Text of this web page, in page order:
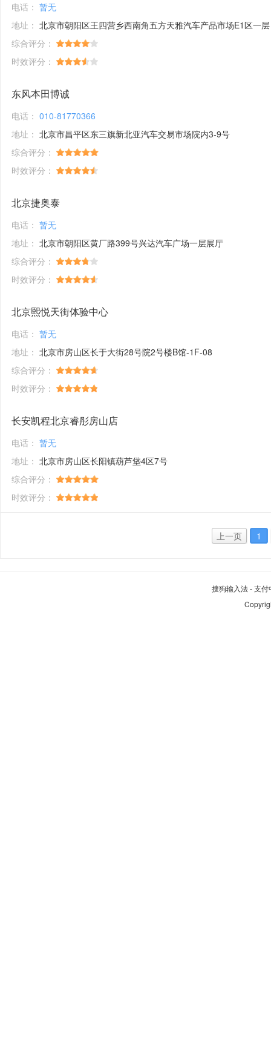
电话： 暂无
地址： 北京市朝阳区王四营乡西南角五方天雅汽车产品市场E1区一层
综合评分：
时效评分：
东风本田博诚
电话： 010-81770366
地址： 北京市昌平区东三旗新北亚汽车交易市场院内3-9号
综合评分：
时效评分：
北京捷奥泰
电话： 暂无
地址： 北京市朝阳区黄厂路399号兴达汽车广场一层展厅
综合评分：
时效评分：
北京熙悦天街体验中心
电话： 暂无
地址： 北京市房山区长于大街28号院2号楼B馆-1F-08
综合评分：
时效评分：
长安凯程北京睿彤房山店
电话： 暂无
地址： 北京市房山区长阳镇葫芦垡4区7号
综合评分：
时效评分：
上一页 1
搜狗输入法-支付